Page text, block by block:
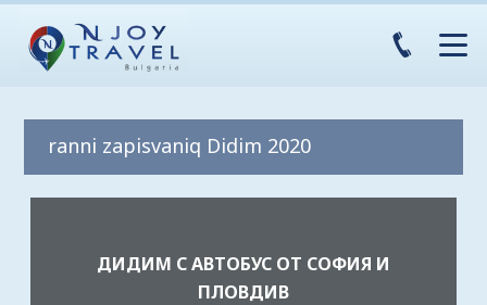
ranni zapisvaniq Didim 2020
ДИДИМ С АВТОБУС ОТ СОФИЯ И
ПЛОВДИВ